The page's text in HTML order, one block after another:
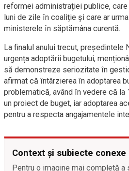
reformei administrației publice,
luni de zile în coaliție și care ar
ministerele în săptămâna curentă.
La finalul anului trecut, președintele
urgența adoptării bugetului,
să demonstreze seriozitate în
afirmat că întârzierea în adoptarea
problematică, având în vedere că
un proiect de buget, iar adoptarea
pentru a respecta angajamentele
Context și subiecte conexe
Pentru o imagine mai completă a